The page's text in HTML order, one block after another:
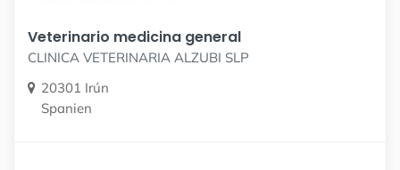
Veterinario medicina general
CLINICA VETERINARIA ALZUBI SLP
20301 Irún
Spanien